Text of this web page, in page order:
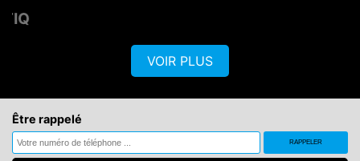
VOIR PLUS
Être rappelé